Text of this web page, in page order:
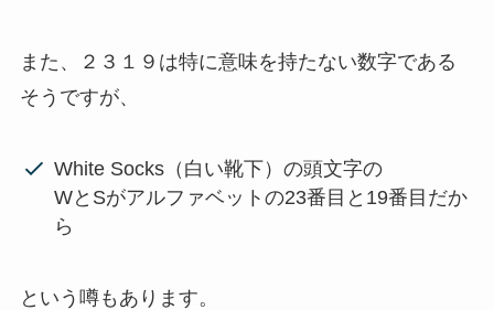
また、２３１９は特に意味を持たない数字である
そうですが、
White Socks（白い靴下）の頭文字の
WとSがアルファベットの23番目と19番目だか
ら
という噂もあります。